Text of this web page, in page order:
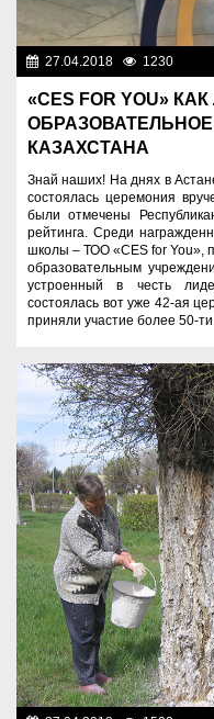
27.04.2018 1230
«CES FOR YOU»
КАЗАХСТАНА
Знай наших! На днях в
состоялась церемония
были отмечены
рейтинга. Среди
школы – ТОО «CES for You»,
образовательным
устроенный в честь
состоялась вот уже 42-ая
приняли участие более 50-